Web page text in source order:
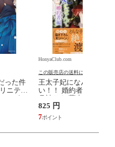
った件
ニティ
HonyaClub.com
この販売店の送料について
王太子妃になんてなり
い！！ 婚約者編 ２ /鴨
825 円
7